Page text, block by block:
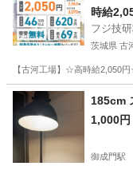
時給
フジ技
茨城県 古
【古河工場】☆高時給2,050
茨城 古河市
185cm
1,000円
御成門駅